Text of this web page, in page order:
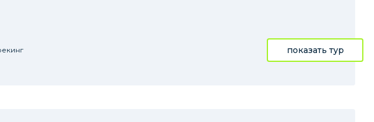
показать тур